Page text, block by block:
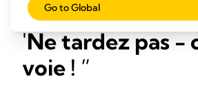
Ne tardez pas -
voie !
Go to Global